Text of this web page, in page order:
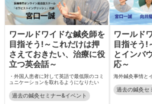
ワールドワイドな鍼灸師を
目指そう!～これだけは押
さえておきたい、治療に役
立つ英会話～
・外国人患者に対して英語で最低限のコミ
ュニケーションを取れるようになりたい
過去の鍼灸セミナー&イベント
ワールド
目指そう!
とインバ
応～
海外鍼灸事情と
過去の鍼灸セ